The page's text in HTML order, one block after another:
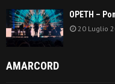
OPETH –
20 Luglio
AMARCORD